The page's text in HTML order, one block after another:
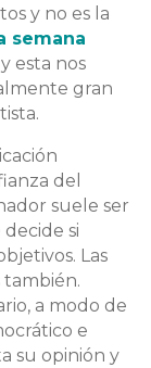
y no es la
semana
esta nos
gran
del
suele ser
si
Las
también.
a modo de
e
su opinión y